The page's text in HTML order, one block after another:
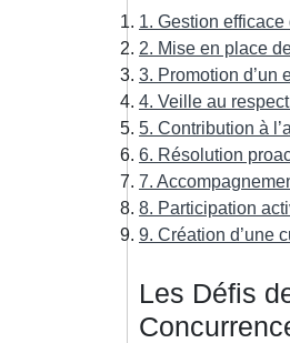
1. Gestion
2. Mise en place
3. Promotion d’un
4. Veille au
5. Contribution à
6. Résolution
7.
8. Participation
9. Création d’une
Les Défis